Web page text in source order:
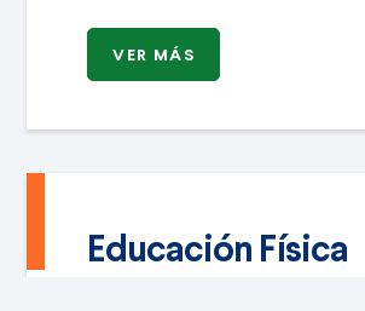
VER MÁS
Educación Física